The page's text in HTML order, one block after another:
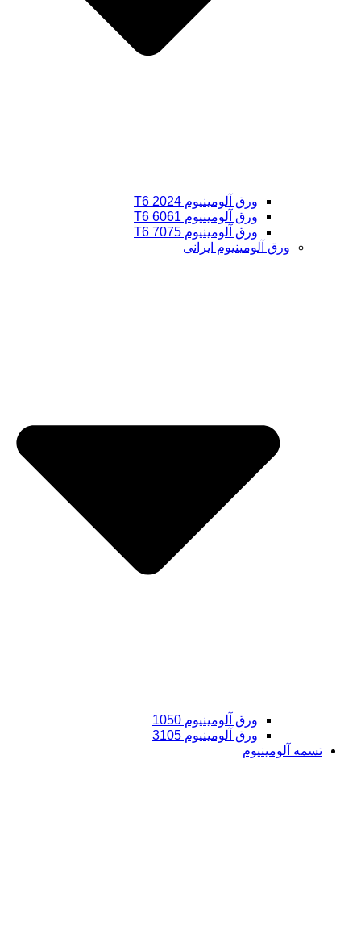
ورق آلومینیوم 2024 T6
ورق آلومینیوم 6061 T6
ورق آلومینیوم 7075 T6
ورق آلومینیوم ایرانی
ورق آلومینیوم 1050
ورق آلومینیوم 3105
تسمه آلومینیوم